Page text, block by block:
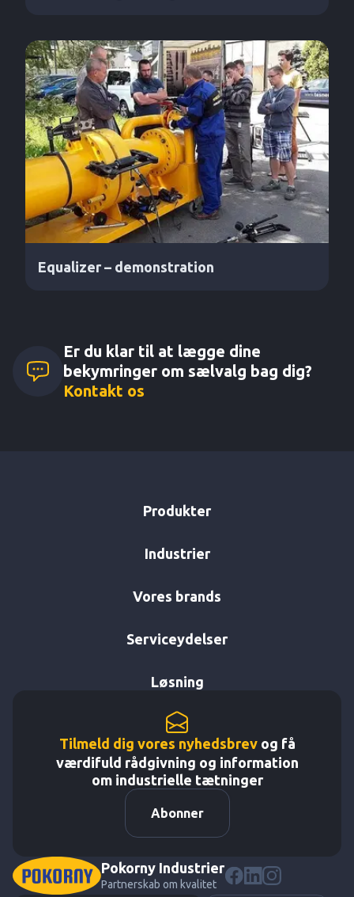
Equalizer – demonstration
Er du klar til at lægge dine
bekymringer om sælvalg bag dig?
Kontakt os
Produkter
Industrier
Vores brands
Serviceydelser
Løsning
Tilmeld dig vores nyhedsbrevog få
værdifuld rådgivning og information
om industrielle tætninger
Abonner
Pokorny Industrier
Partnerskab om kvalitet